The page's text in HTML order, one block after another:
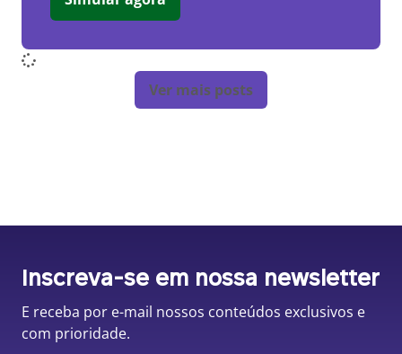
Ver mais posts
Inscreva-se em nossa newsletter
E receba por e-mail nossos conteúdos exclusivos e
com prioridade.